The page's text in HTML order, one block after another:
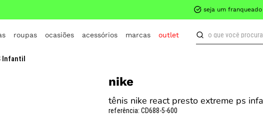
seja um franqueado
roupas ocasiões acessórios marcas outlet
o que você
Infantil
nike
tênis nike react presto extreme ps
referência:CD688-5-600
BUSCADOS